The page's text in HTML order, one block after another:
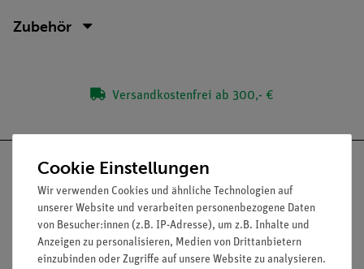
Zubehör
Versandkostenfrei ab 300,- €
Nach oben
Cookie Einstellungen
Wir verwenden Cookies und ähnliche Technologien auf
unserer Website und verarbeiten personenbezogene Daten
von Besucher:innen (z.B. IP-Adresse), um z.B. Inhalte und
Anzeigen zu personalisieren, Medien von Drittanbietern
einzubinden oder Zugriffe auf unsere Website zu analysieren.